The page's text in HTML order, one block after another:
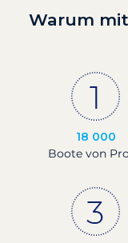
Warum
18 000
Boote von